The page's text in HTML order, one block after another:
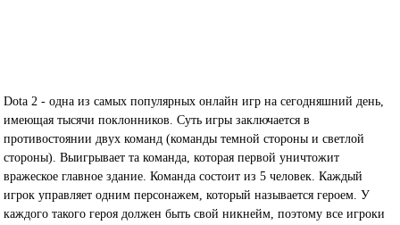
Dota 2 - одна из самых популярных онлайн игр на сегодняшний день,
имеющая тысячи поклонников. Суть игры заключается в
противостоянии двух команд (команды темной стороны и светлой
стороны). Выигрывает та команда, которая первой уничтожит
вражеское главное здание. Команда состоит из 5 человек. Каждый
игрок управляет одним персонажем, который называется героем. У
каждого такого героя должен быть свой никнейм, поэтому все игроки